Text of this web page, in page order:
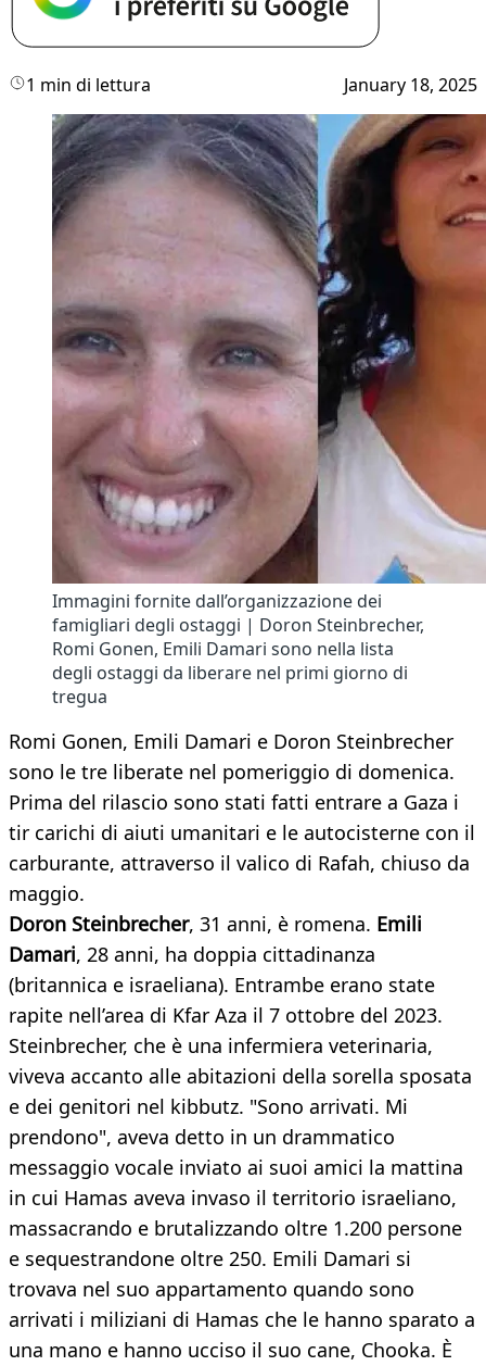
1 min di lettura January 18, 2025
Immagini fornite dall’organizzazione dei
famigliari degli ostaggi | Doron Steinbrecher,
Romi Gonen, Emili Damari sono nella lista
degli ostaggi da liberare nel primi giorno di
tregua
Romi Gonen, Emili Damari e Doron Steinbrecher
sono le tre liberate nel pomeriggio di domenica.
Prima del rilascio sono stati fatti entrare a Gaza i
tir carichi di aiuti umanitari e le autocisterne con il
carburante, attraverso il valico di Rafah, chiuso da
maggio.
Doron Steinbrecher, 31 anni, è romena. Emili
Damari, 28 anni, ha doppia cittadinanza
(britannica e israeliana). Entrambe erano state
rapite nell’area di Kfar Aza il 7 ottobre del 2023.
Steinbrecher, che è una infermiera veterinaria,
viveva accanto alle abitazioni della sorella sposata
e dei genitori nel kibbutz. "Sono arrivati. Mi
prendono", aveva detto in un drammatico
messaggio vocale inviato ai suoi amici la mattina
in cui Hamas aveva invaso il territorio israeliano,
massacrando e brutalizzando oltre 1.200 persone
e sequestrandone oltre 250. Emili Damari si
trovava nel suo appartamento quando sono
arrivati i miliziani di Hamas che le hanno sparato a
una mano e hanno ucciso il suo cane, Chooka. È